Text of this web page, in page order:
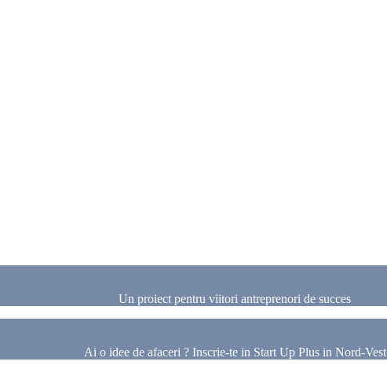
Un proiect pentru viitori antreprenori de succes
Ai o idee de afaceri ? Inscrie-te in Start Up Plus in Nord-Vest